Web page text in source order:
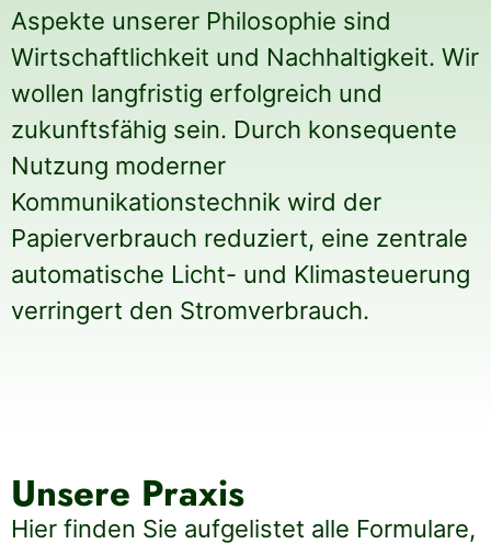
Aspekte unserer Philosophie sind
Wirtschaftlichkeit und Nachhaltigkeit. Wir
wollen langfristig erfolgreich und
zukunftsfähig sein. Durch konsequente
Nutzung moderner
Kommunikationstechnik wird der
Papierverbrauch reduziert, eine zentrale
automatische Licht- und Klimasteuerung
verringert den Stromverbrauch.
Unsere Praxis
Hier finden Sie aufgelistet alle Formulare,